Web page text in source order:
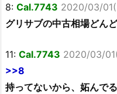
8: Cal.7743 2020/03/01(
グリサブの中古相場どん
11: Cal.7743 2020/03/
>>8
持ってないから、妬んで